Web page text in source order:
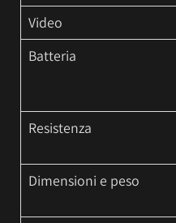
Video
Batteria
Resistenza
Dimensioni e peso